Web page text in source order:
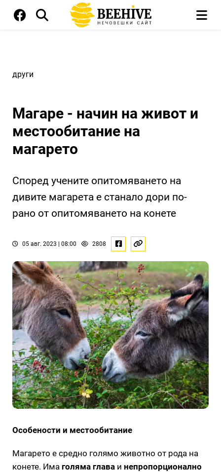
други
Магаре - начин на живот и
местообитание на
магарето
Според учените опитомяването на
дивите магарета е станало дори по-
рано от опитомяването на конете
05 авг. 2023 | 08:00 2808
Особености и местообитание
Магарето е средно голямо животно от рода на
конете. Има голяма глава и непропорционално